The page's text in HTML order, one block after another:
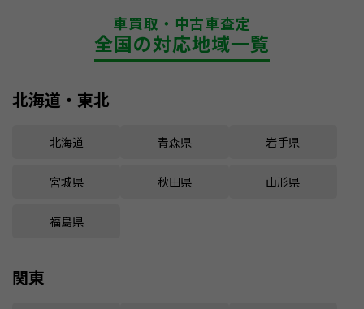
車買取・中古車査定
全国の対応地域一覧
北海道・東北
北海道 青森県 岩手県
宮城県 秋田県 山形県
福島県
関東